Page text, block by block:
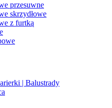
przesuwne
skrzydłowe
z furtką
| Balustrady